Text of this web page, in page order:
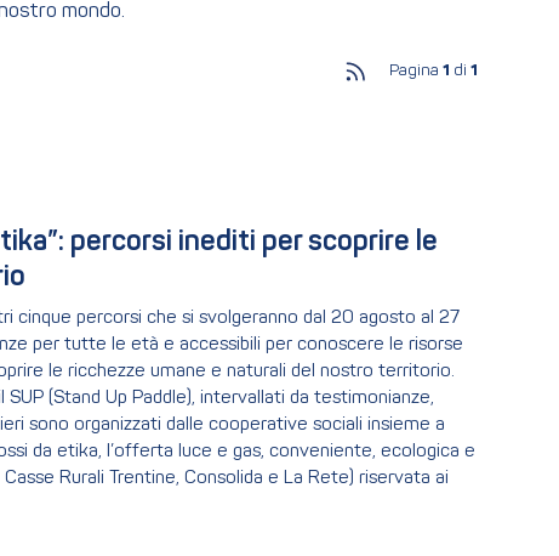
mondo.
Pagina 1 di 1
percorsi inediti per scoprire le
cinque percorsi che si svolgeranno dal 20 agosto al 27
per tutte le età e accessibili per conoscere le risorse
le ricchezze umane e naturali del nostro territorio.
(Stand Up Paddle), intervallati da testimonianze,
sono organizzati dalle cooperative sociali insieme a
da etika, l’offerta luce e gas, conveniente, ecologica e
Rurali Trentine, Consolida e La Rete) riservata ai